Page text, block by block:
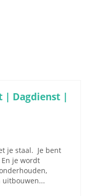
| Dagdienst |
je staal. Je bent
je wordt
uitbouwen...